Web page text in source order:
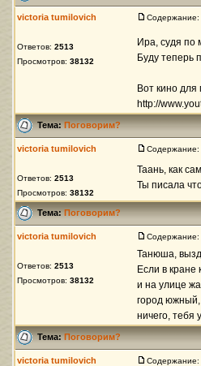
victoria tumilovich
Ответов: 2513
Просмотров: 38132
Содержание:
Ира, судя по
Буду теперь
Вот кино
http://
Тема:Поговорим?
victoria tumilovich
Ответов: 2513
Просмотров: 38132
Содержание:
Таань, как
Ты писала
Тема:Поговорим?
victoria tumilovich
Ответов: 2513
Просмотров: 38132
Содержание:
Танюша,
Если в кране
и на улице
город южный,
ничего, тебя
Тема:Поговорим?
victoria tumilovich Содержание: